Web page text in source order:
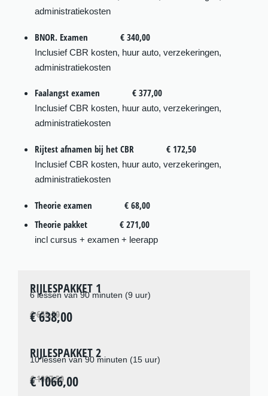
administratiekosten
BNOR. Examen € 340,00
Inclusief CBR kosten, huur auto, verzekeringen,
administratiekosten
Faalangst examen € 377,00
Inclusief CBR kosten, huur auto, verzekeringen,
administratiekosten
Rijtest afnamen bij het CBR € 172,50
Inclusief CBR kosten, huur auto, verzekeringen,
administratiekosten
Theorie examen
€ 68,00
Theorie pakket
€ 271,00
incl cursus + examen + leerapp
RIJLESPAKKET 1
6 lessen van 90 minuten (9 uur)
€ 652,50
€ 638,00
RIJLESPAKKET 2
10 lessen van 90 minuten (15 uur)
€ 1087,50
€ 1066,00